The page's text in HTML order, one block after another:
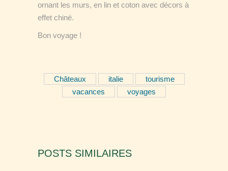
ornant les murs, en lin et coton avec décors à
effet chiné.
Bon voyage !
Châteaux italie
tourisme
vacances
voyages
POSTS SIMILAIRES